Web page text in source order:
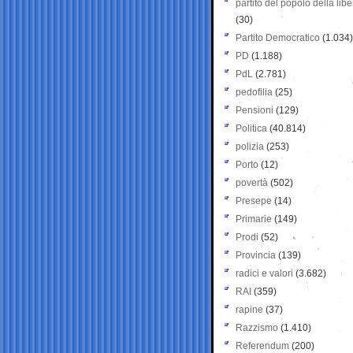
partito del popolo della
(30)
Partito Democratico (1.034)
PD (1.188)
PdL (2.781)
pedofilia (25)
Pensioni (129)
Politica (40.814)
polizia (253)
Porto (12)
povertà (502)
Presepe (14)
Primarie (149)
Prodi (52)
Provincia (139)
radici e valori (3.682)
RAI (359)
rapine (37)
Razzismo (1.410)
Referendum (200)